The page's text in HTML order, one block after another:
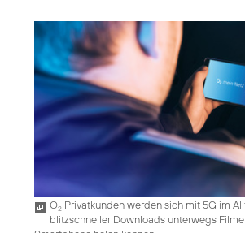
O2 Privatkunden werden sich mit 5G im
blitzschneller Downloads unterwegs